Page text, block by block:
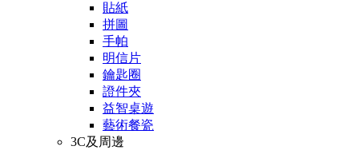
貼紙
拼圖
手帕
明信片
鑰匙圈
證件夾
益智桌遊
藝術餐瓷
3C及周邊